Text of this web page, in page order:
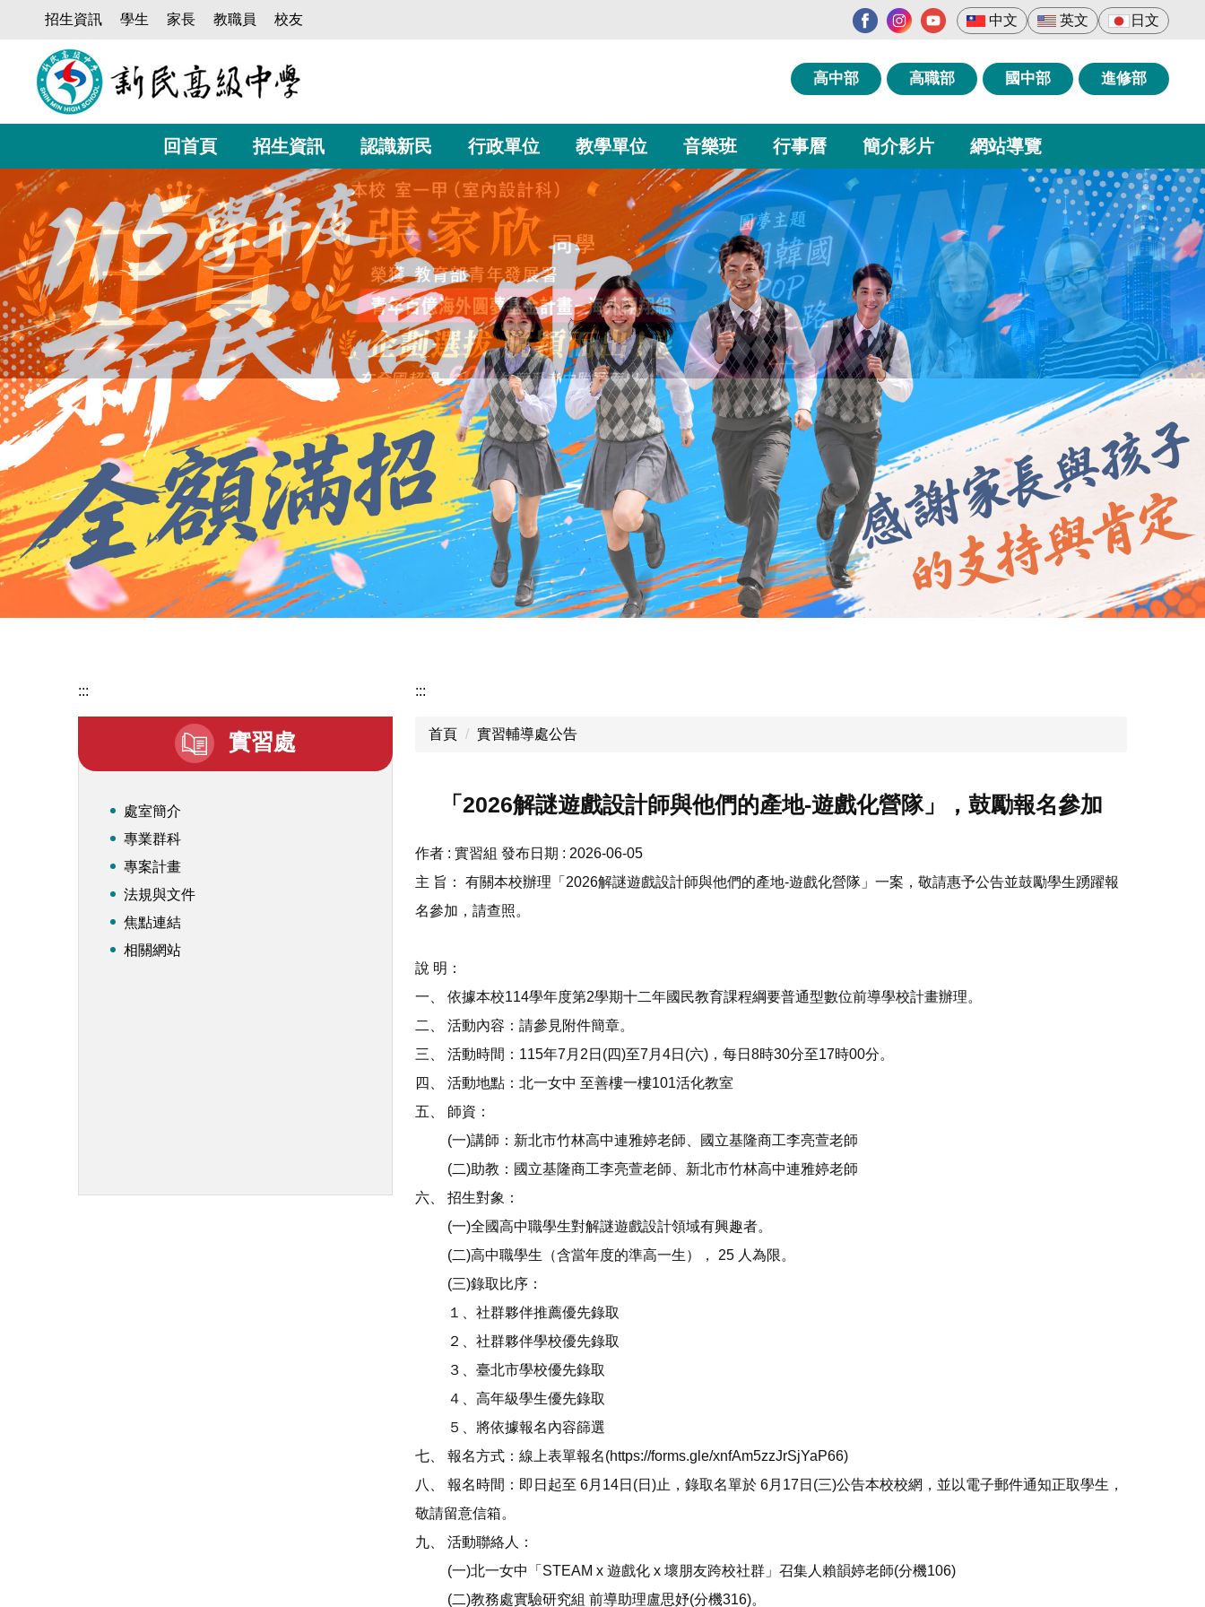
容
招生資訊 學生 家長 教職員 校友 中文 英文 日文
高中部 高職部 國中部 進修部
回首頁 招生資訊 認識新民 行政單位 教學單位 音樂班 行事曆 簡介影片 網站導覽
:::
實習處
處室簡介
專業群科
專案計畫
法規與文件
焦點連結
相關網站
:::
首頁 實習輔導處公告
「2026解謎遊戲設計師與他們的產地-遊戲化營隊」，鼓勵報名參加
作者 : 實習組 發布日期 : 2026-06-05
主 旨： 有關本校辦理「2026解謎遊戲設計師與他們的產地-遊戲化營隊」一案，敬請惠予公告並鼓勵學生踴躍報
名參加，請查照。
說 明：
一、 依據本校114學年度第2學期十二年國民教育課程綱要普通型數位前導學校計畫辦理。
二、 活動內容：請參見附件簡章。
三、 活動時間：115年7月2日(四)至7月4日(六)，每日8時30分至17時00分。
四、 活動地點：北一女中 至善樓一樓101活化教室
五、 師資：
(一)講師：新北市竹林高中連雅婷老師、國立基隆商工李亮萱老師
(二)助教：國立基隆商工李亮萱老師、新北市竹林高中連雅婷老師
六、 招生對象：
(一)全國高中職學生對解謎遊戲設計領域有興趣者。
(二)高中職學生（含當年度的準高一生）， 25 人為限。
(三)錄取比序：
１、社群夥伴推薦優先錄取
２、社群夥伴學校優先錄取
３、臺北市學校優先錄取
４、高年級學生優先錄取
５、將依據報名內容篩選
七、 報名方式：線上表單報名(https://forms.gle/xnfAm5zzJrSjYaP66)
八、 報名時間：即日起至 6月14日(日)止，錄取名單於 6月17日(三)公告本校校網，並以電子郵件通知正取學生，
敬請留意信箱。
九、 活動聯絡人：
(一)北一女中「STEAM x 遊戲化 x 壞朋友跨校社群」召集人賴韻婷老師(分機106)
(二)教務處實驗研究組 前導助理盧思妤(分機316)。